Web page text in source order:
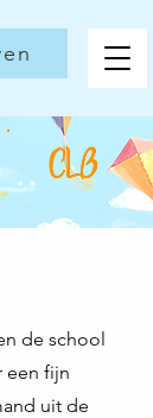
CLB
de school
een fijn
uit de